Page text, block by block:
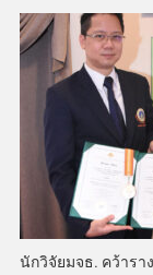
นักวิจัยมจธ. คว้ารา